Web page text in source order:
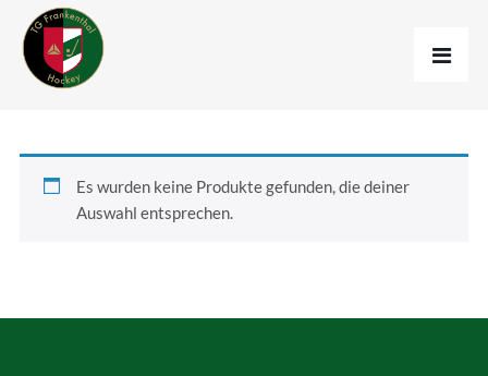
Es wurden keine Produkte gefunden, die deiner
Auswahl entsprechen.